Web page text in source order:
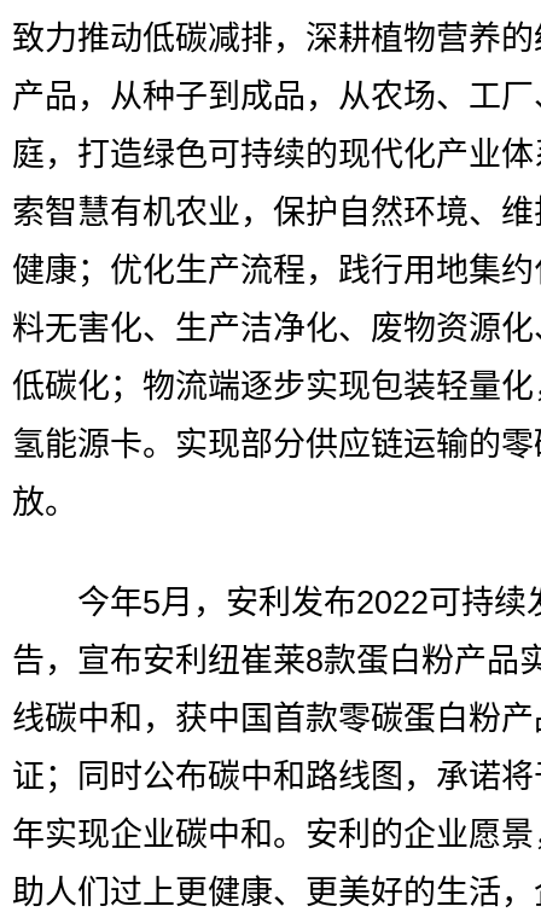
致力推动低碳减排，深耕植物营养
产品，从种子到成品，从农场、工
庭，打造绿色可持续的现代化产业
索智慧有机农业，保护自然环境、
健康；优化生产流程，践行用地集
料无害化、生产洁净化、废物资源
低碳化；物流端逐步实现包装轻量
氢能源卡。实现部分供应链运输的
放。
今年5月，安利发布2022可持续
告，宣布安利纽崔莱8款蛋白粉产品
线碳中和，获中国首款零碳蛋白粉
证；同时公布碳中和路线图，承诺
年实现企业碳中和。安利的企业愿
助人们过上更健康、更美好的生活